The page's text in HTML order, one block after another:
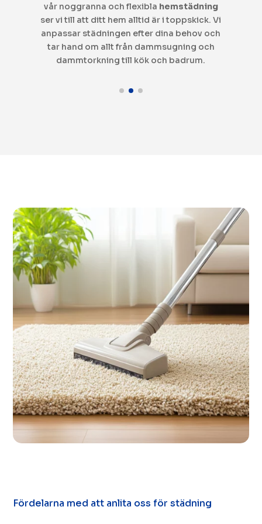
hand om den tidskrävandeflyttstädningen
och säkerställ att din bostad blir skinande
ren och redo för nästa boende. Vi arbetar
noggrant och följer alla krav för att göra
flytten så smidig som möjligt.
Fördelarna med att anlita oss för städning